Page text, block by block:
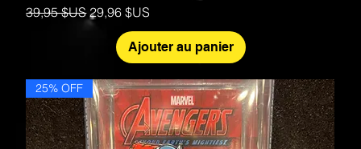
Prix original
39,95 $USPrix promotionnel
29,96 $US
Ajouter au panier
25% OFF